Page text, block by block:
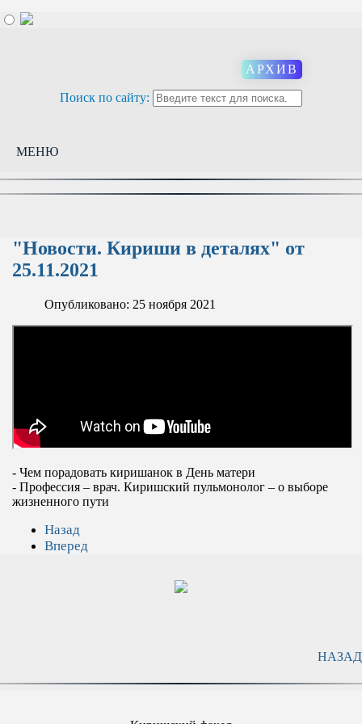
АРХИВ
Поиск по сайту:
МЕНЮ
"Новости. Кириши в деталях" от
25.11.2021
Опубликовано: 25 ноября 2021
- Чем порадовать киришанок в День матери
- Профессия – врач. Киришский пульмонолог – о выборе
жизненного пути
Назад
Вперед
НАЗАД